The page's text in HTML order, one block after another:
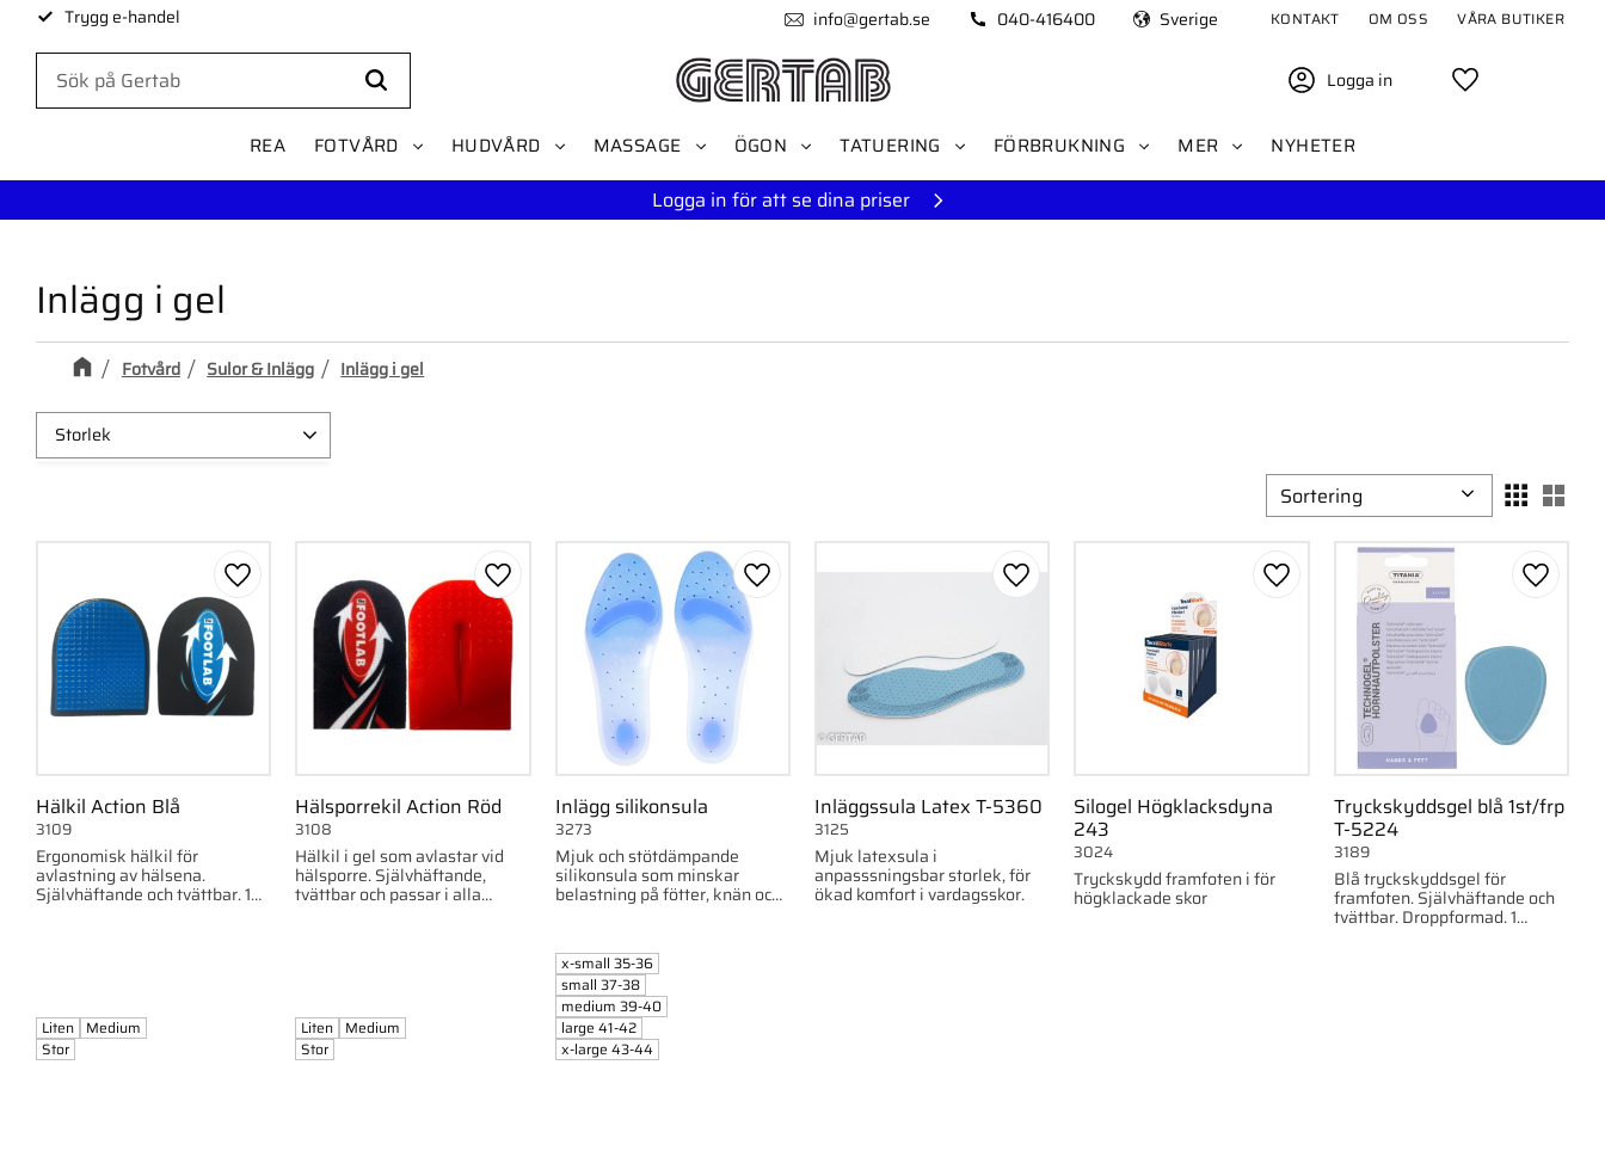
Trygg e-handel info@gertab.se 040-416400 Sverige KONTAKT OM OSS VÅRA BUTIKER
Logga in
REA FOTVÅRD HUDVÅRD MASSAGE ÖGON TATUERING FÖRBRUKNING MER NYHETER
Logga in för att se dina priser
Inlägg i gel
Fotvård Sulor & Inlägg Inlägg i gel
Storlek
Visa fler
Välj sortering
Hälkil Action Blå
Ergonomisk hälkil för
avlastning av hälsena.
Självhäftande och tvättbar. 1
3109
Lägg till i favoriter
Liten Medium
Stor
Hälsporrekil Action Röd
Hälkil i gel som avlastar vid
hälsporre. Självhäftande,
tvättbar och passar i alla
3108
Lägg till i favoriter
Liten Medium
Stor
Inlägg silikonsula
Mjuk och stötdämpande
silikonsula som minskar
belastning på fötter, knän och
komfort.
3273
Lägg till i favoriter
x-small 35-36
small 37-38
medium 39-40
large 41-42
x-large 43-44
Inläggssula Latex T-5360
Mjuk latexsula i
anpasssningsbar storlek, för
ökad komfort i vardagsskor.
3125
Lägg till i favoriter
Silogel Högklacksdyna
243
Tryckskydd framfoten i för
högklackade skor
3024
Lägg till i favoriter
Tryckskyddsgel blå 1st/frp
T-5224
Blå tryckskyddsgel för
framfoten. Självhäftande och
tvättbar. Droppformad. 1
3189
Lägg